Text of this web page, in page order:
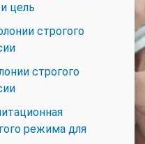
цель
строгого
строгого
режима для